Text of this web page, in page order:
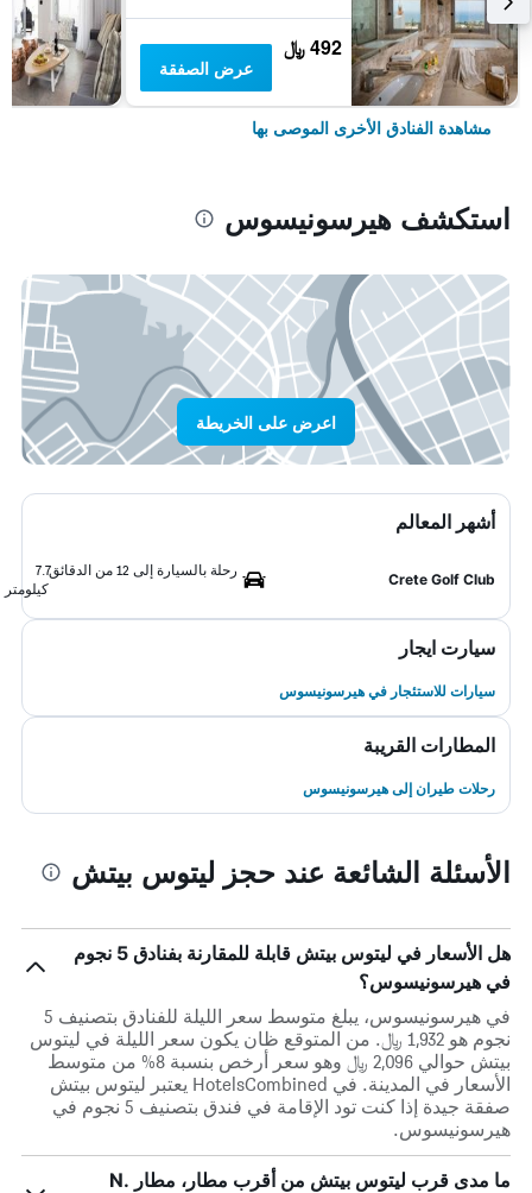
492 ﷼
عرض الصفقة
مشاهدة الفنادق الأخرى الموصى بها
استكشف هيرسونيسوس
اعرض على الخريطة
أشهر المعالم
Crete Golf Club
رحلة بالسيارة إلى 12 من الدقائق
7.7
كيلومتر
سيارت ايجار
سيارات للاستئجار في هيرسونيسوس
المطارات القريبة
رحلات طيران إلى هيرسونيسوس
الأسئلة الشائعة عند حجز ليتوس بيتش
هل الأسعار في ليتوس بيتش قابلة للمقارنة بفنادق 5 نجوم
في هيرسونيسوس؟
في هيرسونيسوس، يبلغ متوسط ​​سعر الليلة للفنادق بتصنيف 5
نجوم هو 1,932 ﷼. من المتوقع ظان يكون سعر الليلة في ليتوس
بيتش حوالي 2,096 ﷼ وهو سعر أرخص بنسبة 8% من متوسط
الأسعار في المدينة. في HotelsCombined يعتبر ليتوس بيتش
صفقة جيدة إذا كنت تود الإقامة في فندق بتصنيف 5 نجوم في
هيرسونيسوس.
ما مدى قرب ليتوس بيتش من أقرب مطار، مطار N.